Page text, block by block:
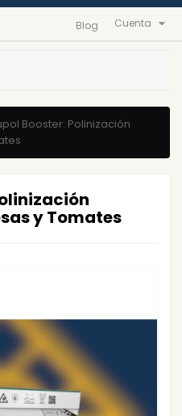
Cuenta 
Blog
Booster: Polinización
y Tomates